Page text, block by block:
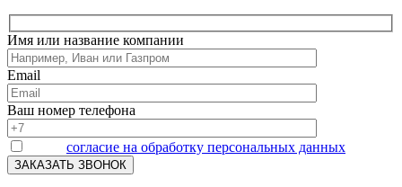
Имя или название компании
Email
Ваш номер телефона
согласие на обработку персональных данных